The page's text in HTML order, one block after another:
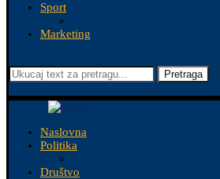
Sport
Marketing
Pretraga
Naslovna
Politika
Društvo